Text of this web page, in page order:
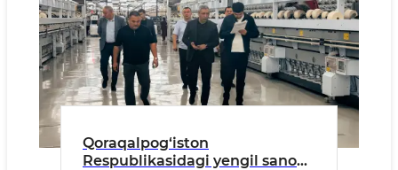
Qoraqalpog‘iston
Respublikasidagi yengil sanoat